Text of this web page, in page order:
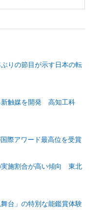
りの節目が示す日本の転
新触媒を開発 高知工科
際アワード最高位を受賞
実施割合が高い傾向 東北
台」の特別な能鑑賞体験